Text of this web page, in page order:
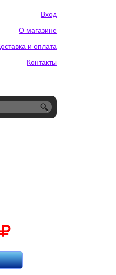
Вход
О магазине
и оплата
Контакты